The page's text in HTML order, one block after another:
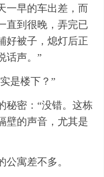
一早的车出差，而
直到很晚，弄完已
好被子，熄灯后正
话声。”
是楼下？”
秘密：“没错。这栋
壁的声音，尤其是
公寓差不多。